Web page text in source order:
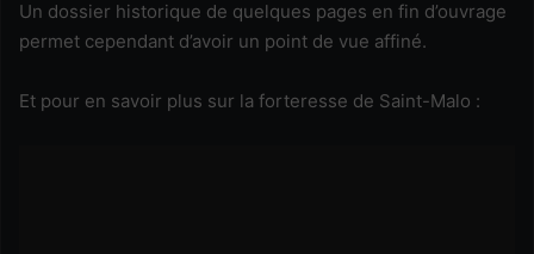
Un dossier historique de quelques pages en fin d’ouvrage
permet cependant d’avoir un point de vue affiné.
Et pour en savoir plus sur la forteresse de Saint-Malo :